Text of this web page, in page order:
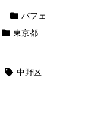
パフェ
東京都
中野区